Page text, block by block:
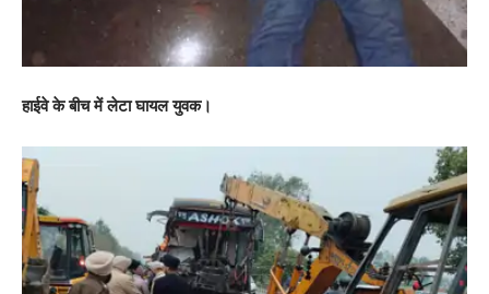
हाईवे के बीच में लेटा घायल युवक।